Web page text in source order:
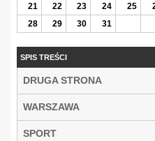
21
22 23 24 25
28
29 30 31
SPIS TREŚCI
DRUGA STRONA
WARSZAWA
SPORT